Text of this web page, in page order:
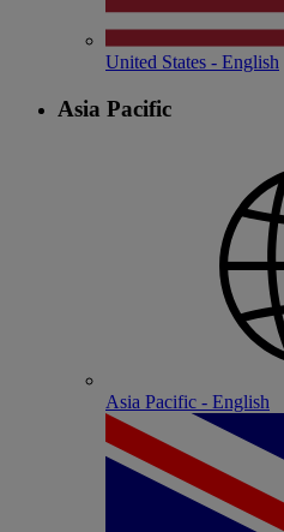
United States - English
Asia Pacific
Asia Pacific - English